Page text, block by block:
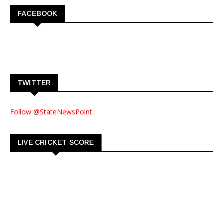
FACEBOOK
TWITTER
Follow @StateNewsPoint
LIVE CRICKET SCORE